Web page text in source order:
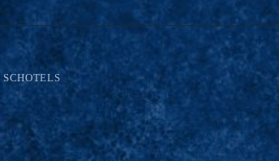
SCHOTELS